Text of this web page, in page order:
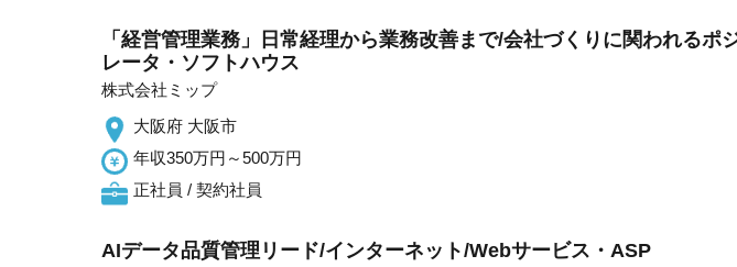
「経営管理業務」日常経理から業務改善まで/会社づくりに関われるポ
レータ・ソフトハウス
株式会社ミップ
大阪府 大阪市
年収350万円～500万円
正社員 / 契約社員
AIデータ品質管理リード/インターネット/Webサービス・ASP